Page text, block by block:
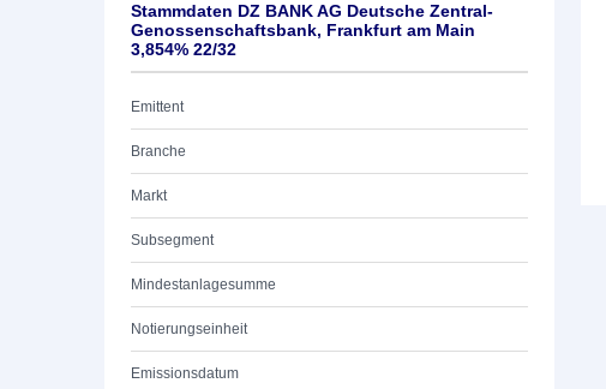
Stammdaten DZ BANK AG Deutsche Zentral-
Genossenschaftsbank, Frankfurt am Main
3,854% 22/32
Emittent
Branche
Markt
Subsegment
Mindestanlagesumme
Notierungseinheit
Emissionsdatum